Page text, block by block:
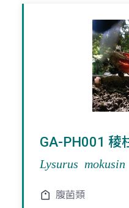
GA-PH001 稜
Lysurus mokusin
腹菌類